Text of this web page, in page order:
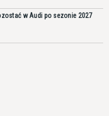
w Audi po sezonie 2027